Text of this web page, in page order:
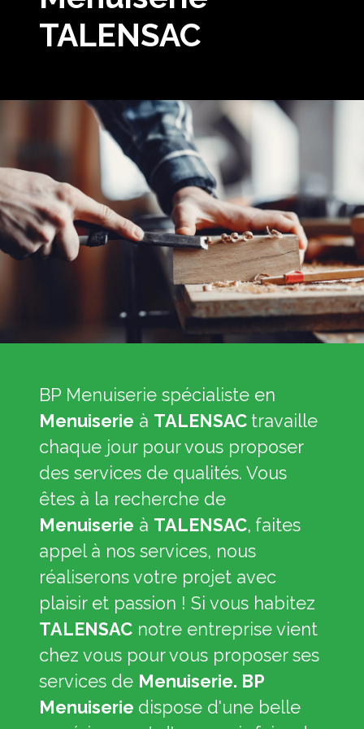
TALENSAC
BP Menuiserie spécialiste en
Menuiserie à TALENSAC travaille
chaque jour pour vous proposer
des services de qualités. Vous
êtes à la recherche de
Menuiserie à TALENSAC, faites
appel à nos services, nous
réaliserons votre projet avec
plaisir et passion ! Si vous habitez
TALENSAC notre entreprise vient
chez vous pour vous proposer ses
services de Menuiserie. BP
Menuiserie dispose d'une belle